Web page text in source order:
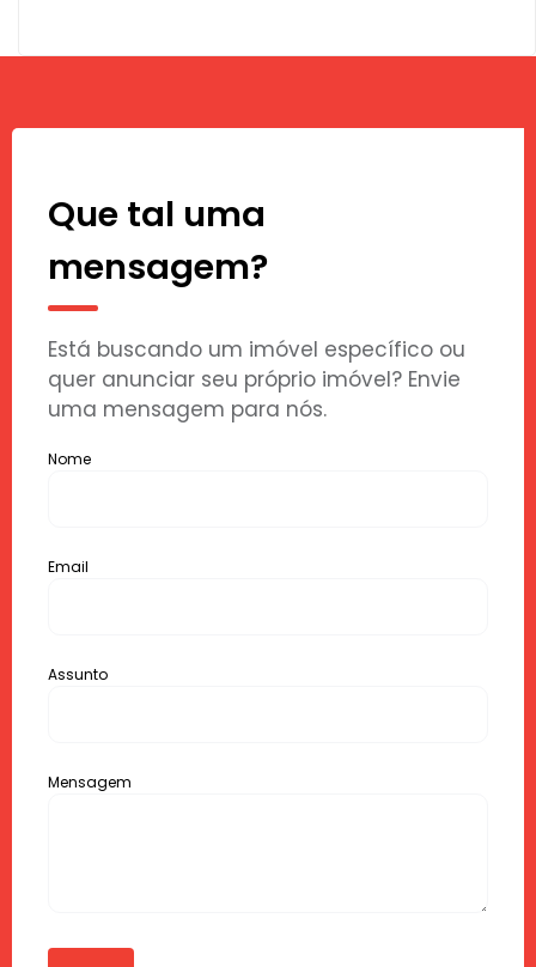
Que tal uma
mensagem?
Está buscando um imóvel específico ou
quer anunciar seu próprio imóvel? Envie
uma mensagem para nós.
Nome
Email
Assunto
Mensagem